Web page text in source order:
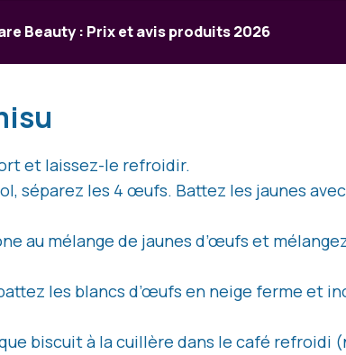
Beauty : Prix et avis produits 2026
et laissez-le refroidir.
séparez les 4 œufs. Battez les jaunes
au mélange de jaunes d’œufs et
les blancs d’œufs en neige ferme et
biscuit à la cuillère dans le café refroidi